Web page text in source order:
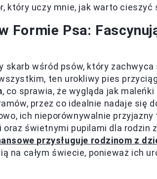
który uczy mnie, jak warto cieszyć
Formie Psa:
skarb wśród psów, który
ten urokliwy pies
, co sprawia, że wygląda jak
przez co idealnie nadaje się
ich nieporównywalnie
oraz świetnymi pupilami dla rodzin
przysługuje rodzinom z
na całym świecie, ponieważ ich